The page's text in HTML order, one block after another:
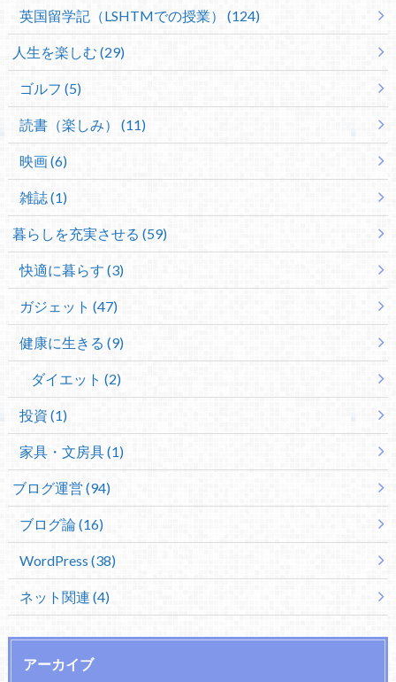
英国留学記（LSHTMでの授業） (124)
人生を楽しむ (29)
ゴルフ (5)
読書（楽しみ） (11)
映画 (6)
雑誌 (1)
暮らしを充実させる (59)
快適に暮らす (3)
ガジェット (47)
健康に生きる (9)
ダイエット (2)
投資 (1)
家具・文房具 (1)
ブログ運営 (94)
ブログ論 (16)
WordPress (38)
ネット関連 (4)
アーカイブ